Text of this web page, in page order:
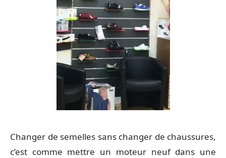
Changer de semelles sans changer de chaussures,
c’est comme mettre un moteur neuf dans une